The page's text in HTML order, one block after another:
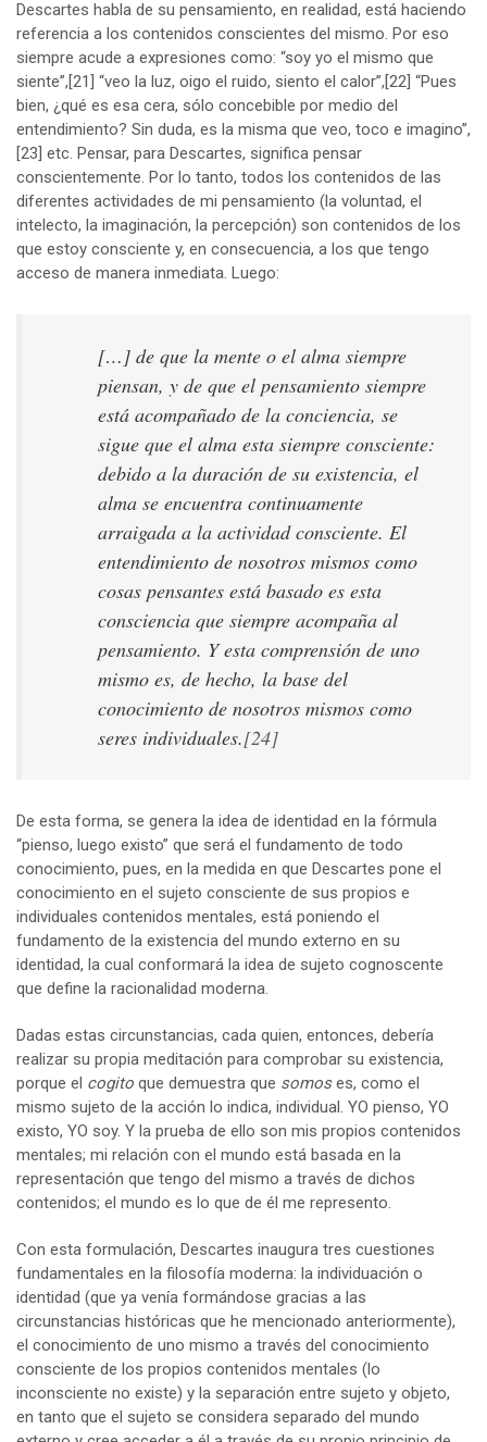
Descartes habla de su pensamiento, en realidad, está haciendo
referencia a los contenidos conscientes del mismo. Por eso
siempre acude a expresiones como: “soy yo el mismo que
siente”,[21] “veo la luz, oigo el ruido, siento el calor”,[22] “Pues
bien, ¿qué es esa cera, sólo concebible por medio del
entendimiento? Sin duda, es la misma que veo, toco e imagino”,
[23] etc. Pensar, para Descartes, significa pensar
conscientemente. Por lo tanto, todos los contenidos de las
diferentes actividades de mi pensamiento (la voluntad, el
intelecto, la imaginación, la percepción) son contenidos de los
que estoy consciente y, en consecuencia, a los que tengo
acceso de manera inmediata. Luego:
[…] de que la mente o el alma siempre
piensan, y de que el pensamiento siempre
está acompañado de la conciencia, se
sigue que el alma esta siempre consciente:
debido a la duración de su existencia, el
alma se encuentra continuamente
arraigada a la actividad consciente. El
entendimiento de nosotros mismos como
cosas pensantes está basado es esta
consciencia que siempre acompaña al
pensamiento. Y esta comprensión de uno
mismo es, de hecho, la base del
conocimiento de nosotros mismos como
seres individuales.[24]
De esta forma, se genera la idea de identidad en la fórmula
“pienso, luego existo” que será el fundamento de todo
conocimiento, pues, en la medida en que Descartes pone el
conocimiento en el sujeto consciente de sus propios e
individuales contenidos mentales, está poniendo el
fundamento de la existencia del mundo externo en su
identidad, la cual conformará la idea de sujeto cognoscente
que define la racionalidad moderna.
Dadas estas circunstancias, cada quien, entonces, debería
realizar su propia meditación para comprobar su existencia,
porque el cogito que demuestra que somoses, como el
mismo sujeto de la acción lo indica, individual. YO pienso, YO
existo, YO soy. Y la prueba de ello son mis propios contenidos
mentales; mi relación con el mundo está basada en la
representación que tengo del mismo a través de dichos
contenidos; el mundo es lo que de él me represento.
Con esta formulación, Descartes inaugura tres cuestiones
fundamentales en la filosofía moderna: la individuación o
identidad (que ya venía formándose gracias a las
circunstancias históricas que he mencionado anteriormente),
el conocimiento de uno mismo a través del conocimiento
consciente de los propios contenidos mentales (lo
inconsciente no existe) y la separación entre sujeto y objeto,
en tanto que el sujeto se considera separado del mundo